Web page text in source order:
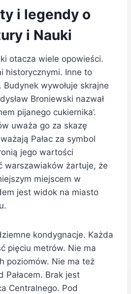
i legendy o
i Nauki
otacza wiele opowieści.
historycznymi. Inne to
wywołuje skrajne
Broniewski nazwał
pijanego cukiernika’.
uważa go za skazę
Pałac za symbol
jego wartości
warszawiaków żartuje, że
miejscem w
jest widok na miasto
kondygnacje. Każda
pięciu metrów. Nie ma
poziomów. Nie ma też
Pałacem. Brak jest
Centralnego. Pod